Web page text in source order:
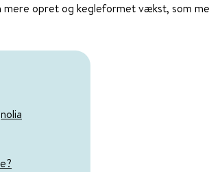
opret og kegleformet vækst, som